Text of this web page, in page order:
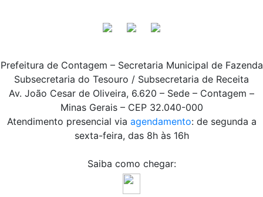
Prefeitura de Contagem – Secretaria Municipal de Fazenda
Subsecretaria do Tesouro / Subsecretaria de Receita
Av. João Cesar de Oliveira, 6.620 – Sede – Contagem –
Minas Gerais – CEP 32.040-000
Atendimento presencial via agendamento: de segunda a
sexta-feira, das 8h às 16h
Saiba como chegar: